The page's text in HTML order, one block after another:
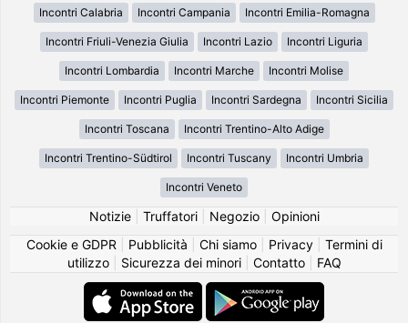
Incontri Calabria Incontri Campania Incontri Emilia-Romagna
Incontri Friuli-Venezia Giulia Incontri Lazio Incontri Liguria
Incontri Lombardia Incontri Marche Incontri Molise
Incontri Piemonte Incontri Puglia Incontri Sardegna Incontri Sicilia
Incontri Toscana Incontri Trentino-Alto Adige
Incontri Trentino-Südtirol Incontri Tuscany Incontri Umbria
Incontri Veneto
Notizie| Truffatori| Negozio| Opinioni
Cookie e GDPR
Pubblicità Chi siamo| Privacy| Termini di
utilizzo| Sicurezza dei minori| Contatto| FAQ